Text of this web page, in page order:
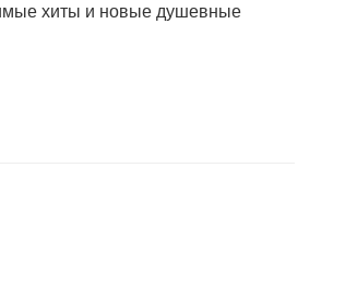
хиты и новые душевные